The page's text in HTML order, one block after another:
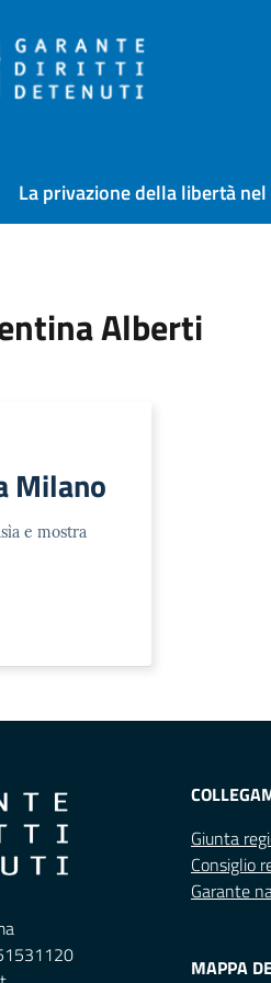
La privazione della libertà nel
Alberti
Milano
e mostra
Giunta
Consiglio
Garante
MAPPA